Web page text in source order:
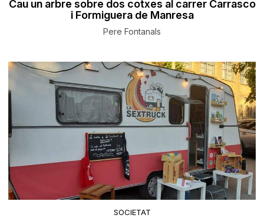
Cau un arbre sobre dos cotxes al carrer Carrasco
i Formiguera de Manresa
Pere Fontanals
SOCIETAT